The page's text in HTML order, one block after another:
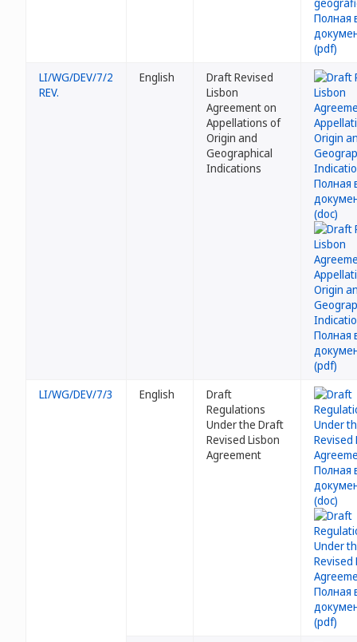
LI/WG/DEV/7/2
REV.
English
Draft Revised
Lisbon
Agreement on
Appellations of
Origin and
Geographical
Indications
LI/WG/DEV/7/3 English
Draft
Regulations
Under the Draft
Revised Lisbon
Agreement